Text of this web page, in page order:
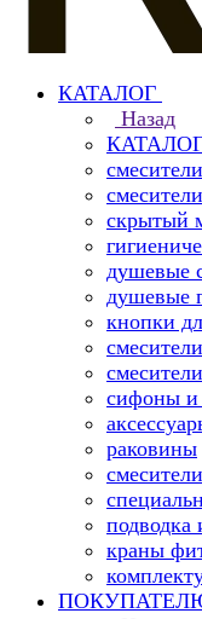
КАТАЛОГ
Назад
скрытый
душевые
душевые
кнопки
сифоны и
раковины
подводка
краны